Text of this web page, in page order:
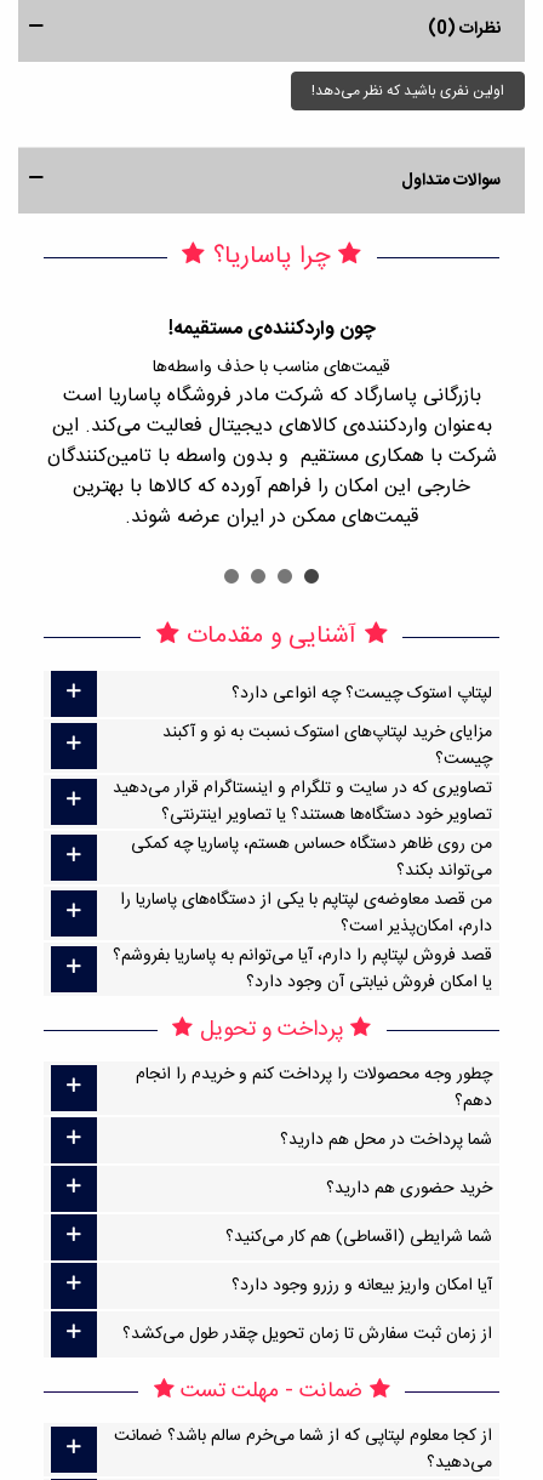
نظرات (0)
اولین نفری باشید که نظر می‌دهد!
سوالات متداول
چرا پاساریا؟
چون واردکننده‌ی مستقیمه!
قیمت‌های مناسب با حذف واسطه‌ها
بازرگانی پاسارگاد که شرکت مادر فروشگاه پاساریا است
به‌عنوان واردکننده‌ی کالاهای دیجیتال فعالیت می‌کند. این
شرکت با همکاری مستقیم و بدون واسطه با تامین‌کنندگان
خارجی این امکان را فراهم آورده که کالاها با بهترین
قیمت‌های ممکن در ایران عرضه شوند.
آشنایی و مقدمات
لپتاپ استوک چیست؟ چه انواعی دارد؟
مزایای خرید لپتاپ‌های استوک نسبت به نو و آکبند
چیست؟
تصاویری که در سایت و تلگرام و اینستاگرام قرار می‌دهید
تصاویر خود دستگاه‌ها هستند؟ یا تصاویر اینترنتی؟
من روی ظاهر دستگاه حساس هستم، پاساریا چه کمکی
می‌تواند بکند؟
من قصد معاوضه‌ی لپتاپم با یکی از دستگاه‌های پاساریا را
دارم، امکان‌پذیر است؟
قصد فروش لپتاپم را دارم، آیا می‌توانم به پاساریا بفروشم؟
یا امکان فروش نیابتی آن وجود دارد؟
پرداخت و تحویل
چطور وجه محصولات را پرداخت کنم و خریدم را انجام
دهم؟
شما پرداخت در محل هم دارید؟
خرید حضوری هم دارید؟
شما شرایطی (اقساطی) هم کار می‌کنید؟
آیا امکان واریز بیعانه و رزرو وجود دارد؟
از زمان ثبت سفارش تا زمان تحویل چقدر طول می‌کشد؟
ضمانت - مهلت تست
از کجا معلوم لپتاپی که از شما می‌خرم سالم باشد؟ ضمانت
می‌دهید؟